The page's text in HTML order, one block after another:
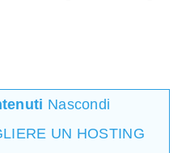
Nascondi
UN HOSTING